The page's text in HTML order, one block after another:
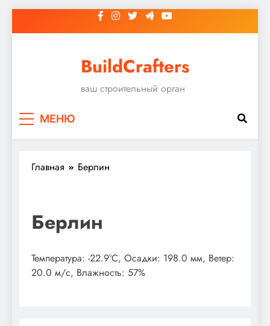
к
BuildCrafters
ваш строительный орган
МЕНЮ
Главная Берлин
Берлин
Температура: -22.9°C, Осадки: 198.0 мм, Ветер:
20.0 м/с, Влажность: 57%